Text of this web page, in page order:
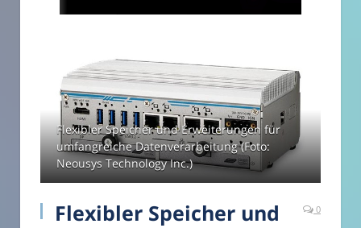
Flexibler Speicher und Erweiterungen für
umfangreiche Datenverarbeitung (Foto:
Neousys Technology Inc.)
Flexibler Speicher und
0